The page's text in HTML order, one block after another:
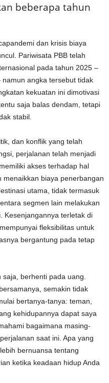
beberapa tahun
dan krisis biaya
Pariwisata PBB telah
pada tahun 2025 –
angka tersebut tidak
kekuatan ini dimotivasi
saja balas dendam, tetapi
stabil.
dan konflik yang telah
perjalanan telah menjadi
akses terhadap hal
biaya penerbangan
utama, tidak termasuk
segmen lain melakukan
Kesenjangannya terletak di
fleksibilitas untuk
bergantung pada tetap
saja, berhenti pada uang.
semakin tidak
bertanya-tanya: teman,
kehidupannya dapat saya
bagaimana masing-
saat ini. Apa yang
bernuansa tentang
ketika keadaan hidup Anda